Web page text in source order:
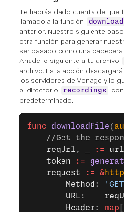
Te habrás dado cuenta de que
llamado a la función
anterior. Nuestro siguiente
otra función para generar
ser pasado como una cabecera
Añade lo siguiente a tu archivo
archivo. Esta acción
los servidores de Vonage y lo
el directorio
recordings
predeterminado.
func downloadFile (
//Get the
	reqUrl
, := url
	token
:=
	request
:= &http
		Method
:
		URL
:
		Header
: map